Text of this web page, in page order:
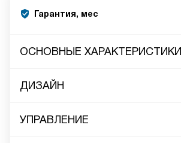
Гарантия, мес
ОСНОВНЫЕ ХАРАКТЕРИСТИКИ
ДИЗАЙН
УПРАВЛЕНИЕ